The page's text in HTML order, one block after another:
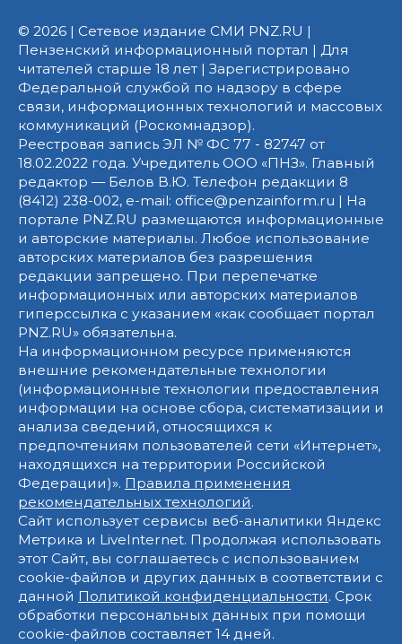
© 2026 | Сетевое издание СМИ PNZ.RU |
Пензенский информационный портал | Для
читателей старше 18 лет | Зарегистрировано
Федеральной службой по надзору в сфере
связи, информационных технологий и массовых
коммуникаций (Роскомнадзор).
Реестровая запись ЭЛ № ФС 77 - 82747 от
18.02.2022 года. Учредитель ООО «ПНЗ». Главный
редактор — Белов В.Ю. Телефон редакции 8
(8412) 238-002, e-mail: office@penzainform.ru | На
портале PNZ.RU размещаются информационные
и авторские материалы. Любое использование
авторских материалов без разрешения
редакции запрещено. При перепечатке
информационных или авторских материалов
гиперссылка с указанием «как сообщает портал
PNZ.RU» обязательна.
На информационном ресурсе применяются
внешние рекомендательные технологии
(информационные технологии предоставления
информации на основе сбора, систематизации и
анализа сведений, относящихся к
предпочтениям пользователей сети «Интернет»,
находящихся на территории Российской
Федерации)». Правила применения
рекомендательных технологий.
Сайт использует сервисы веб-аналитики Яндекс
Метрика и LiveInternet. Продолжая использовать
этот Сайт, вы соглашаетесь с использованием
cookie-файлов и других данных в соответствии с
данной Политикой конфиденциальности. Срок
обработки персональных данных при помощи
cookie-файлов составляет 14 дней.